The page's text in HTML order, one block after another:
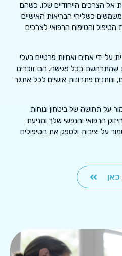
אל הצרכים הייחודיים שלו. כשהם
כשליחי הבריאות האישיים
והטיפוח הרפואי לצרכים
על ידי אחים ואחיות פרטיים בעלי
שמתרחשת בכל פגישה. הם זוכרים
פתרונות אישיים לכל אתגר
על תחושה של ביטחון ונוחות
הרפואי והנפשי שלך ומניעת
על יציבות ולספק את הטיפולים
כאן